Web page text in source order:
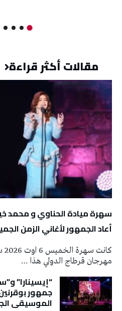
مقالات أكثر قراءة
سهرة ميادة الحناوي و
أعاد الجمهور لأغاني الزمن
مهرجان قرطاج الدولي هذا …
“إيسينارا”
جمهور
الموسيقى